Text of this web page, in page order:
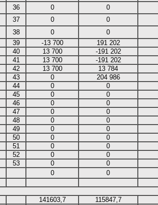
36 0 0
37 0 0
38 0 0
39 -13 700 191 202
40 13 700 -191 202
41 13 700 -191 202
42 13 700 13 784
43 0 204 986
44 0 0
45 0 0
46 0 0
47 0 0
48 0 0
49 0 0
50 0 0
51 0 0
52 0 0
53 0 0
0 0
141603,7 115847,7